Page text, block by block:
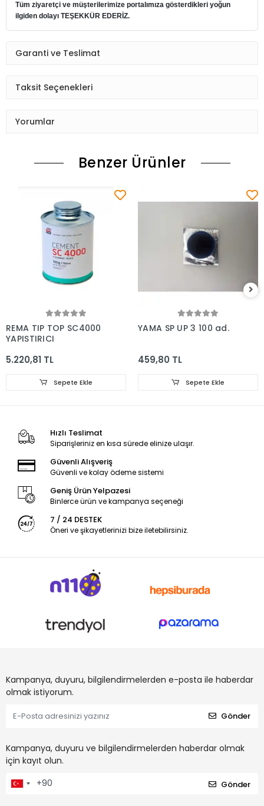
Tüm ziyaretçi ve müşterilerimize portalımıza gösterdikleri yoğun
ilgiden dolayı TEŞEKKÜR EDERİZ.
Garanti ve Teslimat
Taksit Seçenekleri
Yorumlar
Benzer Ürünler
REMA TIP TOP SC4000
YAPIŞTIRICI
5.220,81 TL
Sepete Ekle
YAMA SP UP 3 100 ad.
459,80 TL
Sepete Ekle
Hızlı Teslimat
Siparişleriniz en kısa sürede elinize ulaşır.
Güvenli Alışveriş
Güvenli ve kolay ödeme sistemi
Geniş Ürün Yelpazesi
Binlerce ürün ve kampanya seçeneği
7 / 24 DESTEK
Öneri ve şikayetlerinizi bize iletebilirsiniz.
Kampanya, duyuru, bilgilendirmelerden e-posta ile haberdar
olmak istiyorum.
Gönder
Kampanya, duyuru ve bilgilendirmelerden haberdar olmak
için kayıt olun.
Gönder